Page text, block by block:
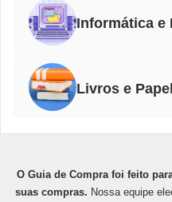
Informática e
Livros e
O Guia de Compra foi feito
suas compras. Nossa equipe